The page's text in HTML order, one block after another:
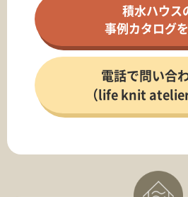
積水ハウス
事例カタログ
電話で問い合
（life knit atelier